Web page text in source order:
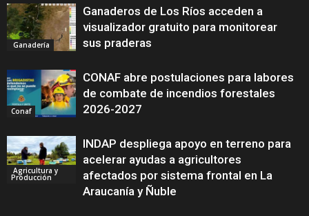
Ganadería
Ganaderos de Los Ríos acceden a
visualizador gratuito para monitorear
sus praderas
Conaf
CONAF abre postulaciones para labores
de combate de incendios forestales
2026-2027
Agricultura y
Producción
INDAP despliega apoyo en terreno para
acelerar ayudas a agricultores
afectados por sistema frontal en La
Araucanía y Ñuble